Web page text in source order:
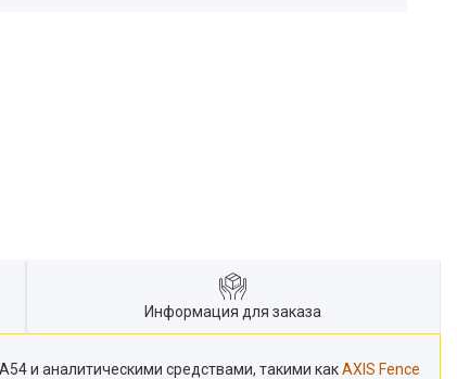
Информация для заказа
и аналитическими средствами, такими какAXIS Fence